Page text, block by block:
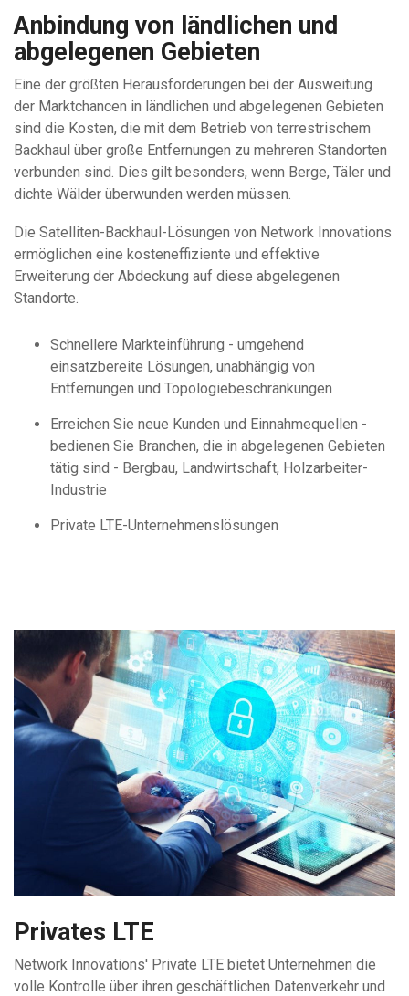
Anbindung von ländlichen und
abgelegenen Gebieten
Eine der größten Herausforderungen bei der Ausweitung
der Marktchancen in ländlichen und abgelegenen Gebieten
sind die Kosten, die mit dem Betrieb von terrestrischem
Backhaul über große Entfernungen zu mehreren Standorten
verbunden sind. Dies gilt besonders, wenn Berge, Täler und
dichte Wälder überwunden werden müssen.
Die Satelliten-Backhaul-Lösungen von Network Innovations
ermöglichen eine kosteneffiziente und effektive
Erweiterung der Abdeckung auf diese abgelegenen
Standorte.
Schnellere Markteinführung - umgehend
einsatzbereite Lösungen, unabhängig von
Entfernungen und Topologiebeschränkungen
Erreichen Sie neue Kunden und Einnahmequellen -
bedienen Sie Branchen, die in abgelegenen Gebieten
tätig sind - Bergbau, Landwirtschaft, Holzarbeiter-
Industrie
Private LTE-Unternehmenslösungen
Privates LTE
Network Innovations' Private LTE bietet Unternehmen die
volle Kontrolle über ihren geschäftlichen Datenverkehr und